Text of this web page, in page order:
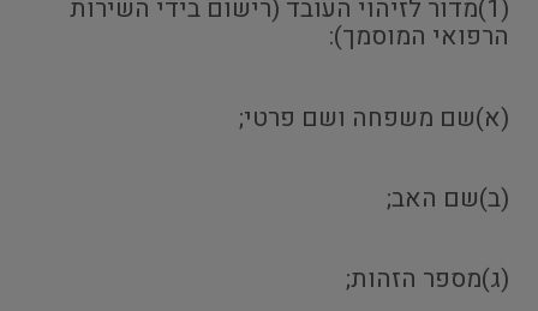
(1)מדור לזיהוי העובד (רישום בידי השירות
הרפואי המוסמך):
(א)שם משפחה ושם פרטי;
(ב)שם האב;
(ג)מספר הזהות;